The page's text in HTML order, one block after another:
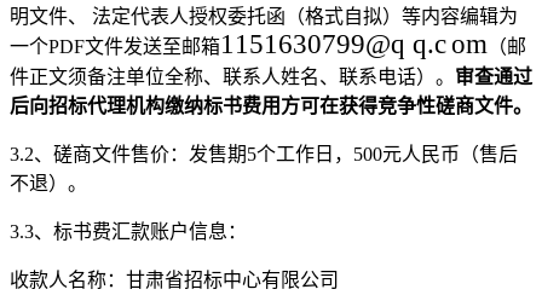
明文件、
法定代表人授权委托函（格式自拟）等内容编辑为
一个PDF文件发送至邮箱1151630799@q q.com （邮
件正文须备注单位全称、联系人姓名、联系电话）。 审查通过
后向招标代理机构缴纳标书费用方可在获得竞争性磋商文件。
3.2、磋商文件售价：发售期5个工作日， 500元人民币（售后
不退） 。
3.3、 标书费汇款账户信息：
收款人名称：甘肃省招标中心有限公司